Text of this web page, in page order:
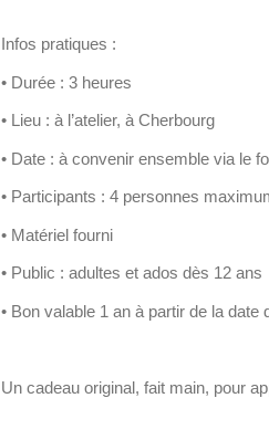
Infos pratiques :
• Durée : 3 heures
• Lieu : à l’atelier, à Cherbourg
• Date : à convenir ensemble via le
• Participants : 4 personnes
• Matériel fourni
• Public : adultes et ados dès 12 ans
• Bon valable 1 anà partir de la date
Un cadeau original, fait main, pour